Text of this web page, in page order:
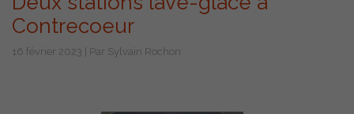
Contrecoeur
16 février 2023 | Par Sylvain Rochon